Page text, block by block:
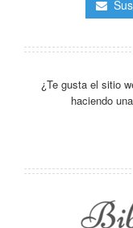
¿Te gusta el sitio
haciendo una